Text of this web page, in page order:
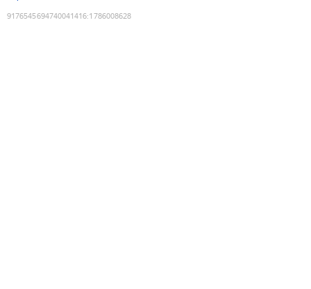
9176545694740041416:1786008628